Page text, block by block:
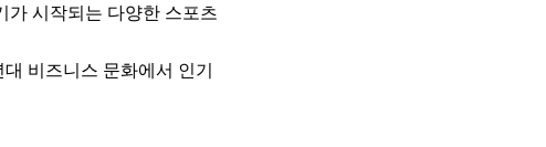
가 시작되는 다양한 스포츠
비즈니스 문화에서 인기